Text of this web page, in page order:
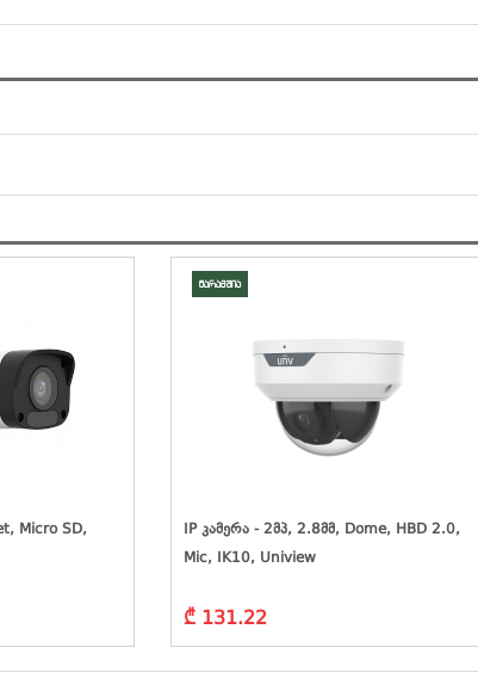
Micro SD,
მარაგშია
IP Კამერა - 2მპ, 2.8მმ, Dome, HBD 2.0,
Mic, IK10, Uniview
₾ 131.22